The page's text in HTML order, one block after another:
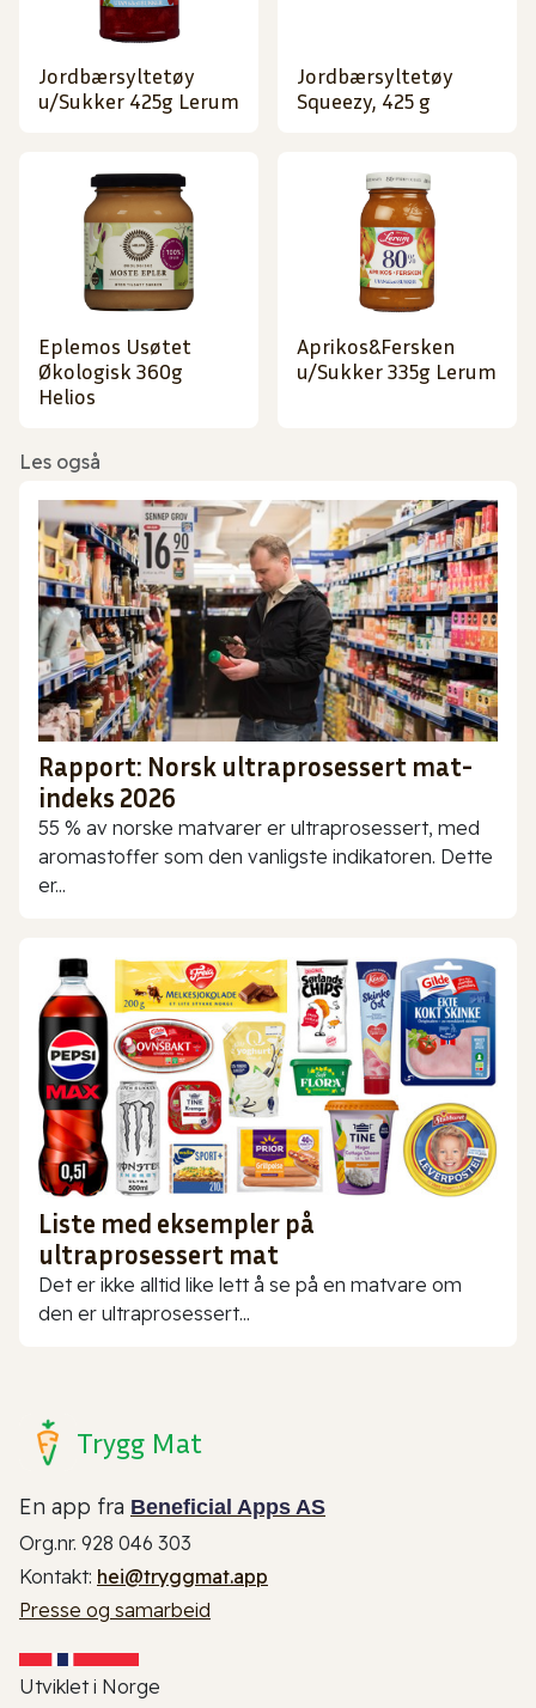
Jordbærsyltetøy
u/Sukker 425g Lerum
Jordbærsyltetøy
Squeezy, 425 g
Eplemos Usøtet
Økologisk 360g
Helios
Aprikos&Fersken
u/Sukker 335g Lerum
Les også
Rapport: Norsk ultraprosessert mat-
indeks 2026
55 % av norske matvarer er ultraprosessert, med
aromastoffer som den vanligste indikatoren. Dette
er...
Liste med eksempler på
ultraprosessert mat
Det er ikke alltid like lett å se på en matvare om
den er ultraprosessert...
Trygg Mat
En app fra Beneficial Apps AS
Org.nr. 928 046 303
Kontakt: hei@tryggmat.app
Presse og samarbeid
Utviklet i Norge